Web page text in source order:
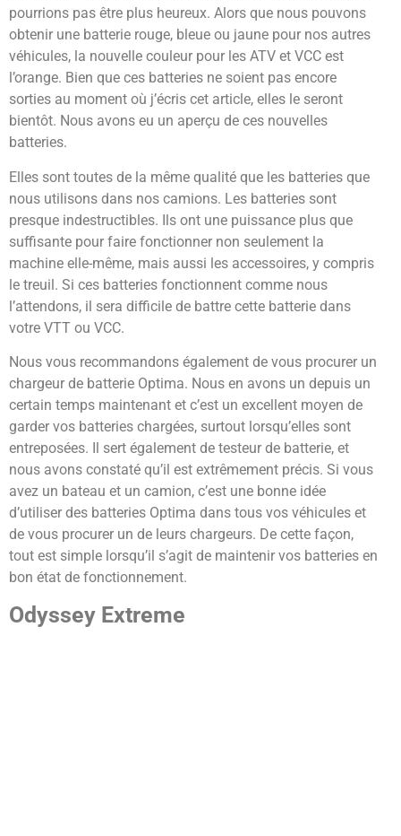
pourrions pas être plus heureux. Alors que nous pouvons
obtenir une batterie rouge, bleue ou jaune pour nos autres
véhicules, la nouvelle couleur pour les ATV et VCC est
l’orange. Bien que ces batteries ne soient pas encore
sorties au moment où j’écris cet article, elles le seront
bientôt. Nous avons eu un aperçu de ces nouvelles
batteries.
Elles sont toutes de la même qualité que les batteries que
nous utilisons dans nos camions. Les batteries sont
presque indestructibles. Ils ont une puissance plus que
suffisante pour faire fonctionner non seulement la
machine elle-même, mais aussi les accessoires, y compris
le treuil. Si ces batteries fonctionnent comme nous
l’attendons, il sera difficile de battre cette batterie dans
votre VTT ou VCC.
Nous vous recommandons également de vous procurer un
chargeur de batterie Optima. Nous en avons un depuis un
certain temps maintenant et c’est un excellent moyen de
garder vos batteries chargées, surtout lorsqu’elles sont
entreposées. Il sert également de testeur de batterie, et
nous avons constaté qu’il est extrêmement précis. Si vous
avez un bateau et un camion, c’est une bonne idée
d’utiliser des batteries Optima dans tous vos véhicules et
de vous procurer un de leurs chargeurs. De cette façon,
tout est simple lorsqu’il s’agit de maintenir vos batteries en
bon état de fonctionnement.
Odyssey Extreme